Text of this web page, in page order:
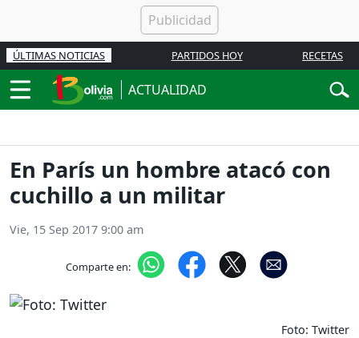
ÚLTIMAS NOTICIAS PARTIDOS HOY RECETAS
ACTUALIDAD
En París un hombre atacó con
cuchillo a un militar
Vie, 15 Sep 2017 9:00 am
Comparte en:
Foto: Twitter